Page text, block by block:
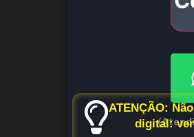
ATENÇÃO:
digital: